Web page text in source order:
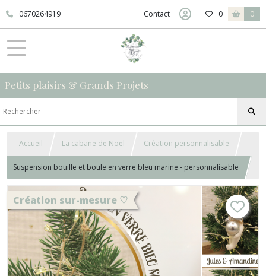
0670264919 Contact 0 0
Petits plaisirs & Grands Projets
Accueil La cabane de Noël Création personnalisable
Suspension bouille et boule en verre bleu marine - personnalisable
Création sur-mesure ♡